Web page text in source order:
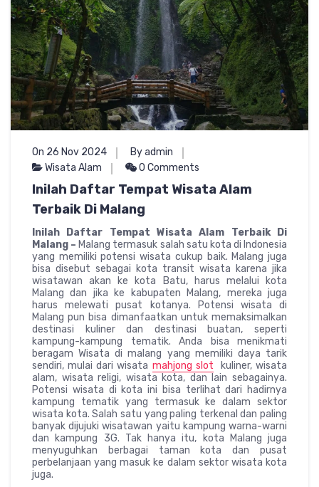
On 26 Nov 2024
By admin
Wisata Alam
0 Comments
Inilah Daftar Tempat Wisata Alam
Terbaik Di Malang
Inilah Daftar Tempat Wisata Alam Terbaik Di
Malang – Malang termasuk salah satu kota di Indonesia
yang memiliki potensi wisata cukup baik. Malang juga
bisa disebut sebagai kota transit wisata karena jika
wisatawan akan ke kota Batu, harus melalui kota
Malang dan jika ke kabupaten Malang, mereka juga
harus melewati pusat kotanya. Potensi wisata di
Malang pun bisa dimanfaatkan untuk memaksimalkan
destinasi kuliner dan destinasi buatan, seperti
kampung-kampung tematik. Anda bisa menikmati
beragam Wisata di malang yang memiliki daya tarik
sendiri, mulai dari wisata mahjong slot kuliner, wisata
alam, wisata religi, wisata kota, dan lain sebagainya.
Potensi wisata di kota ini bisa terlihat dari hadirnya
kampung tematik yang termasuk ke dalam sektor
wisata kota. Salah satu yang paling terkenal dan paling
banyak dijujuki wisatawan yaitu kampung warna-warni
dan kampung 3G. Tak hanya itu, kota Malang juga
menyuguhkan berbagai taman kota dan pusat
perbelanjaan yang masuk ke dalam sektor wisata kota
juga.